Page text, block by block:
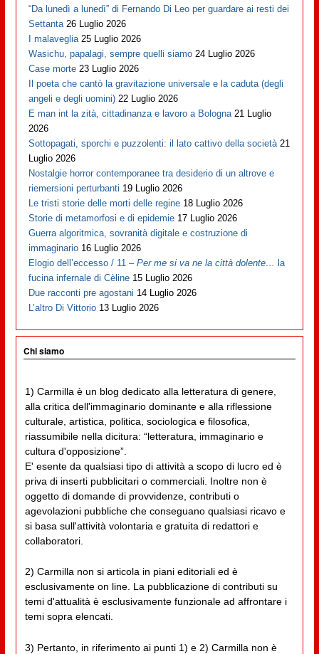
“Da lunedì a lunedì” di Fernando Di Leo per guardare ai resti dei
Settanta 26 Luglio 2026
I malaveglia 25 Luglio 2026
Wasichu, papalagi, sempre quelli siamo 24 Luglio 2026
Case morte 23 Luglio 2026
Il poeta che cantò la gravitazione universale e la caduta (degli
angeli e degli uomini) 22 Luglio 2026
E man int la zità, cittadinanza e lavoro a Bologna 21 Luglio
2026
Sottopagati, sporchi e puzzolenti: il lato cattivo della società 21
Luglio 2026
Nostalgie horror contemporanee tra desiderio di un altrove e
riemersioni perturbanti 19 Luglio 2026
Le tristi storie delle morti delle regine 18 Luglio 2026
Storie di metamorfosi e di epidemie 17 Luglio 2026
Guerra algoritmica, sovranità digitale e costruzione di
immaginario 16 Luglio 2026
Elogio dell’eccesso / 11 –Per me si va ne la città dolente… la
fucina infernale di Cèline 15 Luglio 2026
Due racconti pre agostani 14 Luglio 2026
L’altro Di Vittorio 13 Luglio 2026
Chi siamo
1) Carmilla è un blog dedicato alla letteratura di genere,
alla critica dell'immaginario dominante e alla riflessione
culturale, artistica, politica, sociologica e filosofica,
riassumibile nella dicitura: “letteratura, immaginario e
cultura d'opposizione”.
E' esente da qualsiasi tipo di attività a scopo di lucro ed è
priva di inserti pubblicitari o commerciali. Inoltre non è
oggetto di domande di provvidenze, contributi o
agevolazioni pubbliche che conseguano qualsiasi ricavo e
si basa sull'attività volontaria e gratuita di redattori e
collaboratori.
2) Carmilla non si articola in piani editoriali ed è
esclusivamente on line. La pubblicazione di contributi su
temi d'attualità è esclusivamente funzionale ad affrontare i
temi sopra elencati.
3) Pertanto, in riferimento ai punti 1) e 2) Carmilla non è